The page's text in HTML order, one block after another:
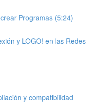
Programas (5:24)
y LOGO! en las Redes
y compatibilidad